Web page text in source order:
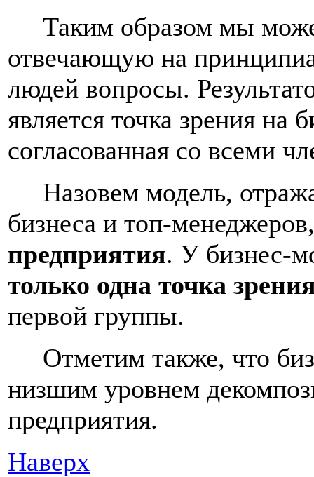
Таким образом мы
отвечающую на
людей вопросы.
является точка зрения на
согласованная со всеми
Назовем модель,
бизнеса и топ-
предприятия. У бизнес-
только одна точка
первой группы.
Отметим также, что
низшим уровнем
предприятия.
Наверх